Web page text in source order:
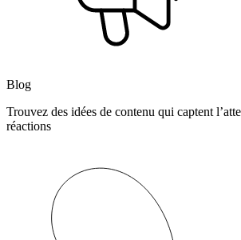
Blog
Trouvez des idées de contenu qui captent
réactions